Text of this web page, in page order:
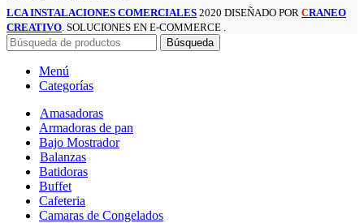
LCA INSTALACIONES COMERCIALES 2020 DISEÑADO POR CRANEO
CREATIVO. SOLUCIONES EN E-COMMERCE .
Búsqueda
Menú
Categorías
Amasadoras
Armadoras de pan
Bajo Mostrador
Balanzas
Batidoras
Buffet
Cafeteria
Camaras de Congelados